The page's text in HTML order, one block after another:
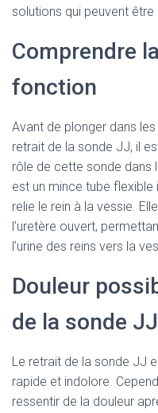
solutions qui peuvent être
Comprendre
fonction
Avant de plonger dans
retrait de la sonde JJ, il
rôle de cette sonde dans
est un mince tube flexible
relie le rein à la vessie.
l’uretère ouvert,
l’urine des reins vers la
Douleur
de la sonde JJ
Le retrait de la sonde JJ
rapide et indolore.
ressentir de la douleur